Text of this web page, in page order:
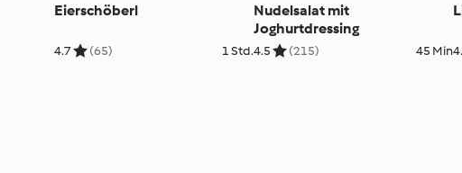
Eierschöberl
4.7 (65) 1 Std.
Nudelsalat mit
Joghurtdressing
4.5 (215) 45 Min